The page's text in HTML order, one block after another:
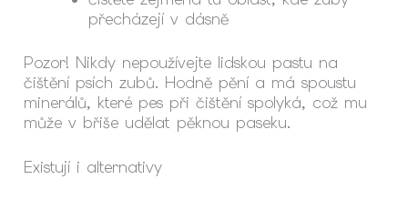
přecházejí v dásně
Pozor! Nikdy nepoužívejte lidskou pastu na
čištění psích zubů. Hodně pění a má spoustu
minerálů, které pes při čištění spolyká, což mu
může v břiše udělat pěknou paseku.
Existují i alternativy